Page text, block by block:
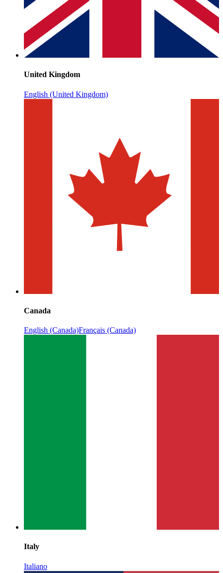
United Kingdom
English (United Kingdom)
Canada
English (Canada)Français (Canada)
Italy
Italiano